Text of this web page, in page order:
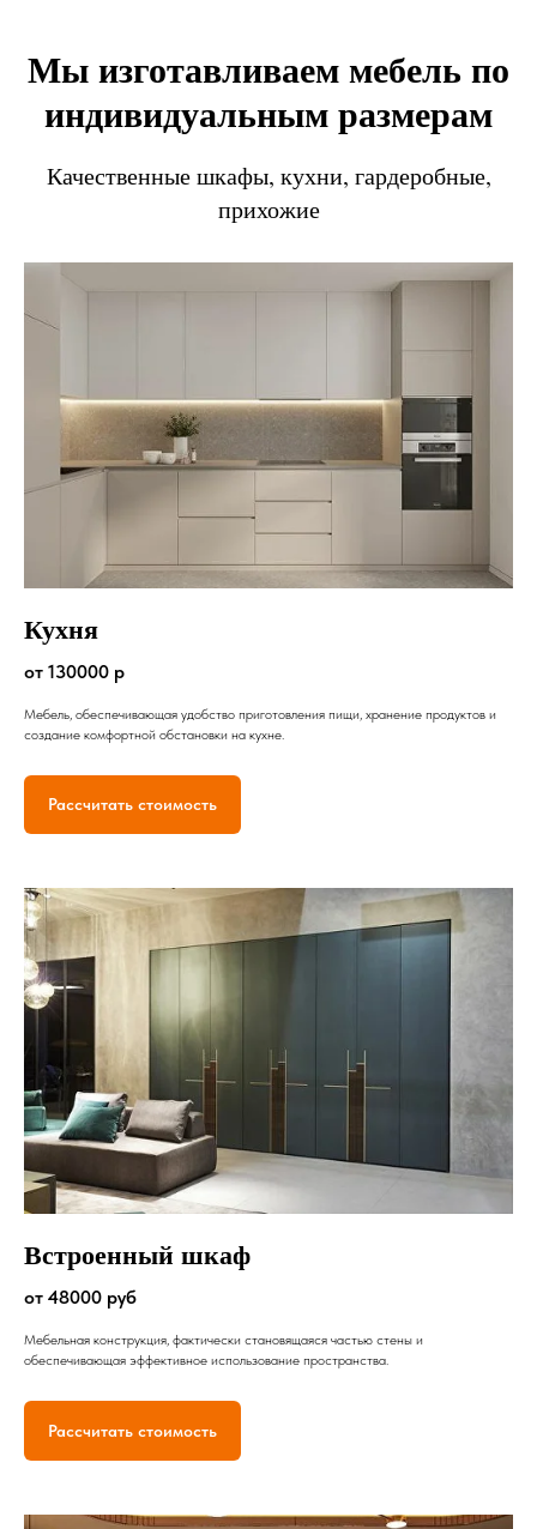
Мы изготавливаем мебель по
индивидуальным размерам
Качественные шкафы, кухни, гардеробные,
прихожие
Кухня
от 130000 р
Мебель, обеспечивающая удобство приготовления пищи, хранение продуктов и
создание комфортной обстановки на кухне.
Рассчитать стоимость
Встроенный шкаф
от 48000 руб
Мебельная конструкция, фактически становящаяся частью стены и
обеспечивающая эффективное использование пространства.
Рассчитать стоимость